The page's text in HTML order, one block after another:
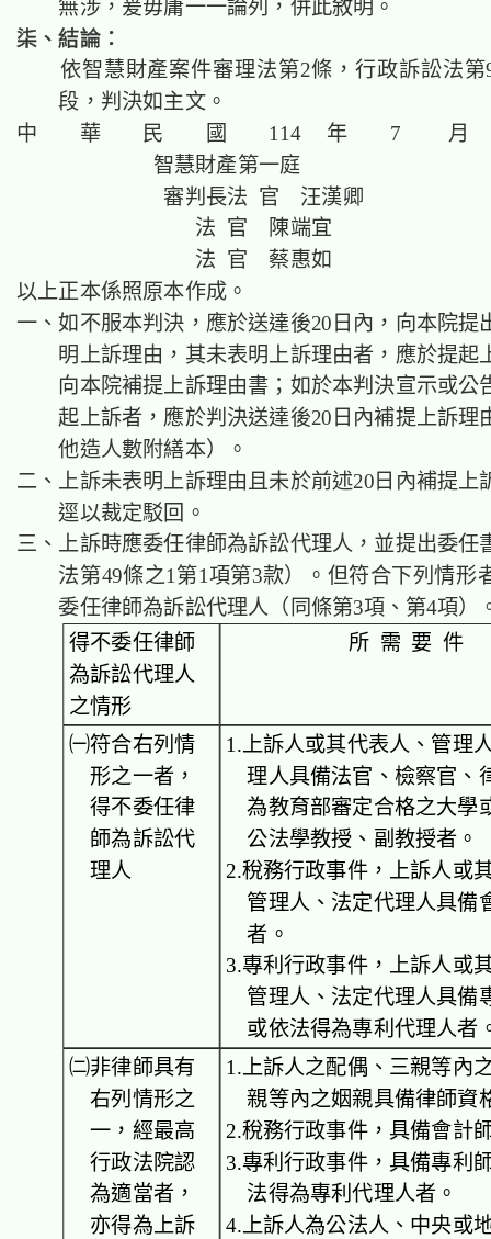
無涉，爰毋庸一一論列，併此敘明。
柒、結論：
依智慧財產案件審理法第2條，行政訴訟法第
段，判決如主文。
中 華 民 國 114 年 7 月
智慧財產第一庭
審判長法 官 汪漢卿
法 官 陳端宜
法 官 蔡惠如
以上正本係照原本作成。
一、如不服本判決，應於送達後20日內，向本院提
明上訴理由，其未表明上訴理由者，應於提起
向本院補提上訴理由書；如於本判決宣示或公
起上訴者，應於判決送達後20日內補提上訴理
他造人數附繕本）。
二、上訴未表明上訴理由且未於前述20日內補提上
逕以裁定駁回。
三、上訴時應委任律師為訴訟代理人，並提出委任
法第49條之1第1項第3款）。但符合下列情形
委任律師為訴訟代理人（同條第3項、第4項）
得不委任律師
為訴訟代理人
之情形
所 需 要 件
㈠符合右列情
形之一者，
得不委任律
師為訴訟代
理人
1.上訴人或其代表人、管理
理人具備法官、檢察官、
為教育部審定合格之大學
公法學教授、副教授者。
2.稅務行政事件，上訴人或
管理人、法定代理人具備
者。
3.專利行政事件，上訴人或
管理人、法定代理人具備
或依法得為專利代理人者
㈡非律師具有
右列情形之
一，經最高
行政法院認
為適當者，
亦得為上訴
1.上訴人之配偶、三親等內
親等內之姻親具備律師資
2.稅務行政事件，具備會計
3.專利行政事件，具備專利
法得為專利代理人者。
4.上訴人為公法人、中央或